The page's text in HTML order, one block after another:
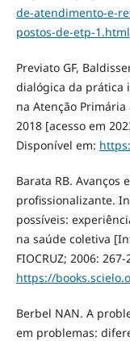
de-atendimento-e-
postos-de-etp-1.html
Previato GF,
dialógica da prática
na Atenção
2018 [acesso em
Disponível em:
Barata RB. Avanços
profissionalizante.
possíveis:
na saúde coletiva
FIOCRUZ; 2006:
https://
Berbel NAN. A
em problemas: